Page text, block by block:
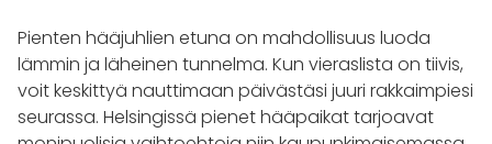
Pienten hääjuhlien etuna on mahdollisuus luoda
lämmin ja läheinen tunnelma. Kun vieraslista on tiivis,
voit keskittyä nauttimaan päivästäsi juuri rakkaimpiesi
seurassa. Helsingissä pienet hääpaikat tarjoavat